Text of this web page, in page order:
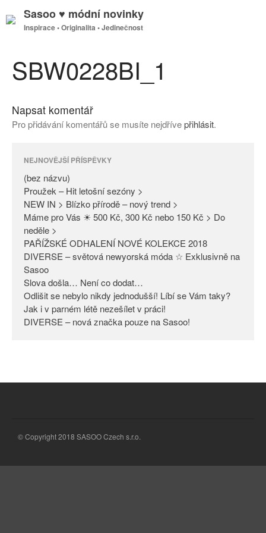
Proužek – Hit letošní sezóny >
Kč nebo 150 Kč > Do neděle >
PAŘÍŽSKÉ ODHALENÍ NOVÉ
KOLEKCE 2018
móda ☆ Exklusivně na Sasoo
Odlišit se nebylo nikdy
jednodušší! Líbí se Vám taky?
Jak i v parném létě nezešílet v
práci!
Sasoo ♥ módní novinky
Inspirace • Originalita • Jedinečnost
SBW0228BI_1
Napsat komentář
Pro přidávání komentářů se musíte nejdřívepřihlásit.
NEJNOVĚJŠÍ PŘÍSPĚVKY
(bez názvu)
Proužek – Hit letošní sezóny >
NEW IN > Blízko přírodě – nový trend >
Máme pro Vás ☀ 500 Kč, 300 Kč nebo 150 Kč > Do
neděle >
PAŘÍŽSKÉ ODHALENÍ NOVÉ KOLEKCE 2018
DIVERSE – světová newyorská móda ☆ Exklusivně na
Sasoo
Slova došla… Není co dodat…
Odlišit se nebylo nikdy jednodušší! Líbí se Vám taky?
Jak i v parném létě nezešílet v práci!
DIVERSE – nová značka pouze na Sasoo!
© Copyright 2018 SASOO Czech s.r.o.